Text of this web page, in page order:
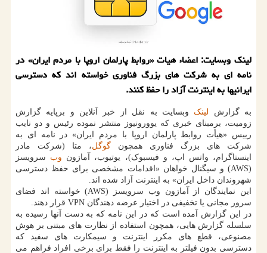
لینک وبسایت: اعضاء هیات «روابط پارلمان اروپا با مردم ایران» در
نامه ای به شرکت های بزرگ فناوری خواسته اند که دسترسی
ایرانیها به اینترنت آزاد را حفظ کنند.
به گزارش لینک وبسایت به نقل از خبر آنلاین و برپایه گزارش
زومیت، برمبنای خبری که یوورونیوز منتشر نموده رئیس و دو نایب
رییس «هیأت روابط پارلمان اروپا با مردم ایران» در نامه ای به
شرکت های بزرگ فناوری همچون گوگل، متا (شرکت مادر
اینستاگرام، واتس اپ، و فیسبوک)، یوتیوب، آمازون وب سرویسز
(AWS) و سیگنال خواهان «اقدامات مشخصی برای حفظ دسترسی
شهروندان داخل ایران» به اینترنت آزاد شده اند.
این نمایندگان از آمازون وب سرویسز (AWS) خواسته اند فضای
سرور مجانی یا تخفیفی در اختیار عرضه دهندگان VPN قرار دهند.
در این گزارش آمده است که در این نامه که به دست آنها رسیده به
سلسله گزارش هایی، همچون استفاده از نظارت های مبتنی بر هوش
مصنوعی، قطع های مکرر اینترنت و سیمکارت های سفید که
دسترسی بدون فیلتر به اینترنت را فقط برای برخی افراد فراهم می